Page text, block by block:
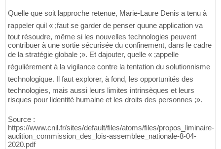
Quelle que soit lapproche retenue, Marie-Laure Denis a tenu à
rappeler quil « ;faut se garder de penser quune application va
tout résoudre, même si les nouvelles technologies peuvent
contribuer à une sortie sécurisée du confinement, dans le cadre
de la stratégie globale ;». Et dajouter, quelle « ;appelle
régulièrement à la vigilance contre la tentation du solutionnisme
technologique. Il faut explorer, à fond, les opportunités des
technologies, mais aussi leurs limites intrinsèques et leurs
risques pour lidentité humaine et les droits des personnes ;».
Source :
https://www.cnil.fr/sites/default/files/atoms/files/propos_liminaire-
audition_commission_des_lois-assemblee_nationale-8-04-
2020.pdf